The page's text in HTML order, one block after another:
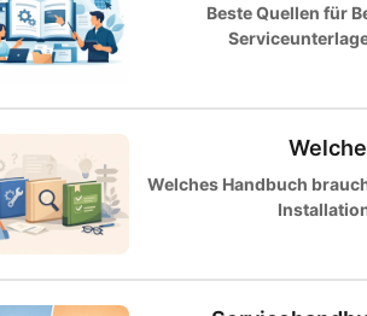
Beste Quellen für
Welches Handbuch